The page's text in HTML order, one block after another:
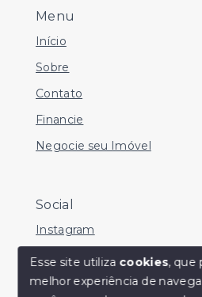
Menu
Início
Sobre
Contato
Financie
Negocie seu Imóvel
Social
Instagram
Facebook
Youtube
Esse site utiliza cookies, que
melhor experiência de